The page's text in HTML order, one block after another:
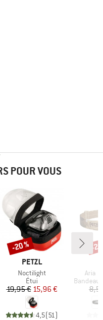
POUR VOUS
MARQUE
PETZL
Article
Noctilight
Product group
Étui
Prix
19,95 €Prix réduit
15,96 €
4,5(51)
Remise
-20 %
Article
Aria
Product
Bandeau
-